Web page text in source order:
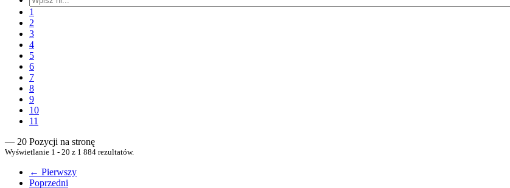
1
2
3
4
5
6
7
8
9
10
11
— 20 Pozycji na stronę
Wyświetlanie 1 - 20 z 1 884 rezultatów.
← Pierwszy
Poprzedni